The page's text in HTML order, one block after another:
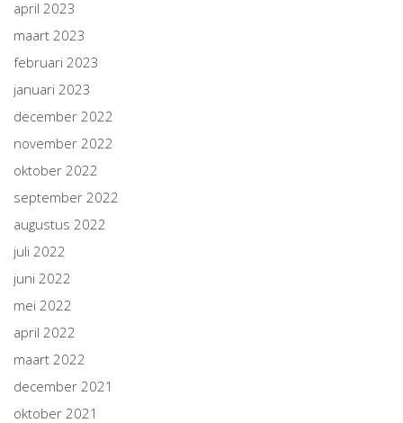
april 2023
maart 2023
februari 2023
januari 2023
december 2022
november 2022
oktober 2022
september 2022
augustus 2022
juli 2022
juni 2022
mei 2022
april 2022
maart 2022
december 2021
oktober 2021